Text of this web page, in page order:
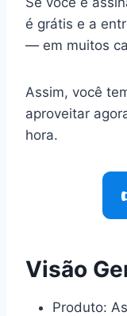
é grátis e a
— em muitos
Assim, você
aproveitar
hora.
Visão
Produto: